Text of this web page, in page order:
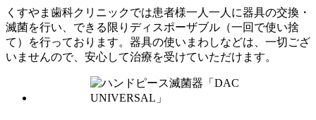
くすやま歯科クリニックでは患者様一人一人に器具の交換・
滅菌を行い、できる限りディスポーザブル（一回で使い捨
て）を行っております。器具の使いまわしなどは、一切ござ
いませんので、安心して治療を受けていただけます。